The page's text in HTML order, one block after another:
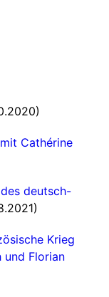
Cathérine
deutsch-
Krieg
und Florian